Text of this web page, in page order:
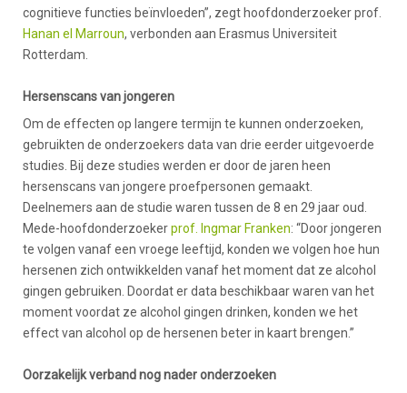
cognitieve functies beïnvloeden”, zegt hoofdonderzoeker prof.
Hanan el Marroun, verbonden aan Erasmus Universiteit
Rotterdam.
Hersenscans van jongeren
Om de effecten op langere termijn te kunnen onderzoeken,
gebruikten de onderzoekers data van drie eerder uitgevoerde
studies. Bij deze studies werden er door de jaren heen
hersenscans van jongere proefpersonen gemaakt.
Deelnemers aan de studie waren tussen de 8 en 29 jaar oud.
Mede-hoofdonderzoekerprof. Ingmar Franken: “Door jongeren
te volgen vanaf een vroege leeftijd, konden we volgen hoe hun
hersenen zich ontwikkelden vanaf het moment dat ze alcohol
gingen gebruiken. Doordat er data beschikbaar waren van het
moment voordat ze alcohol gingen drinken, konden we het
effect van alcohol op de hersenen beter in kaart brengen.”
Oorzakelijk verband nog nader onderzoeken